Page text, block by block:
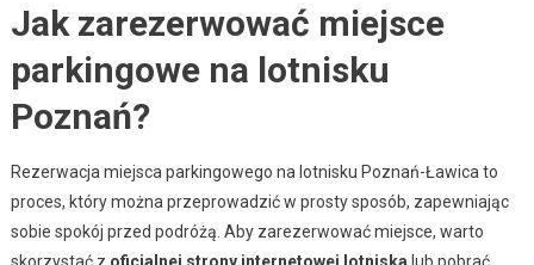
Jak zarezerwować miejsce
parkingowe na lotnisku
Poznań?
Rezerwacja miejsca parkingowego na lotnisku Poznań-Ławica to
proces, który można przeprowadzić w prosty sposób, zapewniając
sobie spokój przed podróżą. Aby zarezerwować miejsce, warto
skorzystać z oficjalnej strony internetowej lotniska lub pobrać